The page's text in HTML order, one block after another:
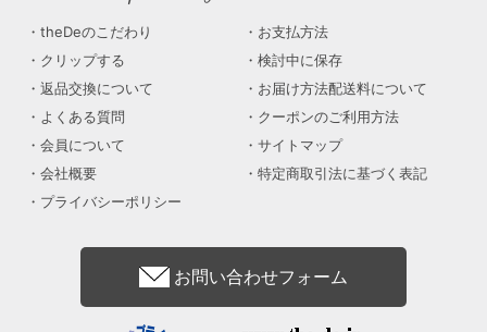
theDeのこだわり
お支払方法
クリップする
検討中に保存
返品交換について
お届け方法配送料について
よくある質問
クーポンのご利用方法
会員について
サイトマップ
会社概要
特定商取引法に基づく表記
プライバシーポリシー
お問い合わせフォーム